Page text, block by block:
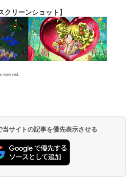
クリーンショット】
reserved.
サイトの記事を優先表示させる